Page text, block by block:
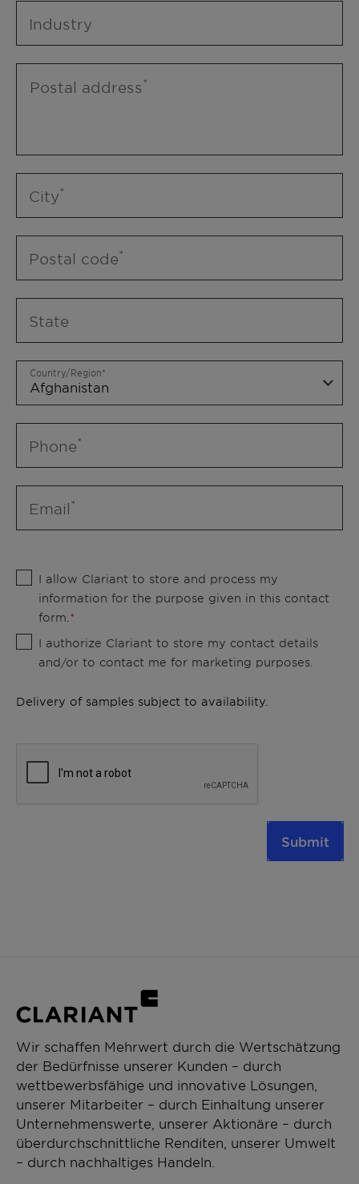
Industry
Postal address
City
Postal code
State
Country/Region
Phone
Email
I allow Clariant to store and process my
information for the purpose given in this contact
form.
I authorize Clariant to store my contact details
and/or to contact me for marketing purposes.
Delivery of samples subject to availability.
Submit
Wir schaffen Mehrwert durch die Wertschätzung
der Bedürfnisse unserer Kunden – durch
wettbewerbsfähige und innovative Lösungen,
unserer Mitarbeiter – durch Einhaltung unserer
Unternehmenswerte, unserer Aktionäre – durch
überdurchschnittliche Renditen, unserer Umwelt
– durch nachhaltiges Handeln.